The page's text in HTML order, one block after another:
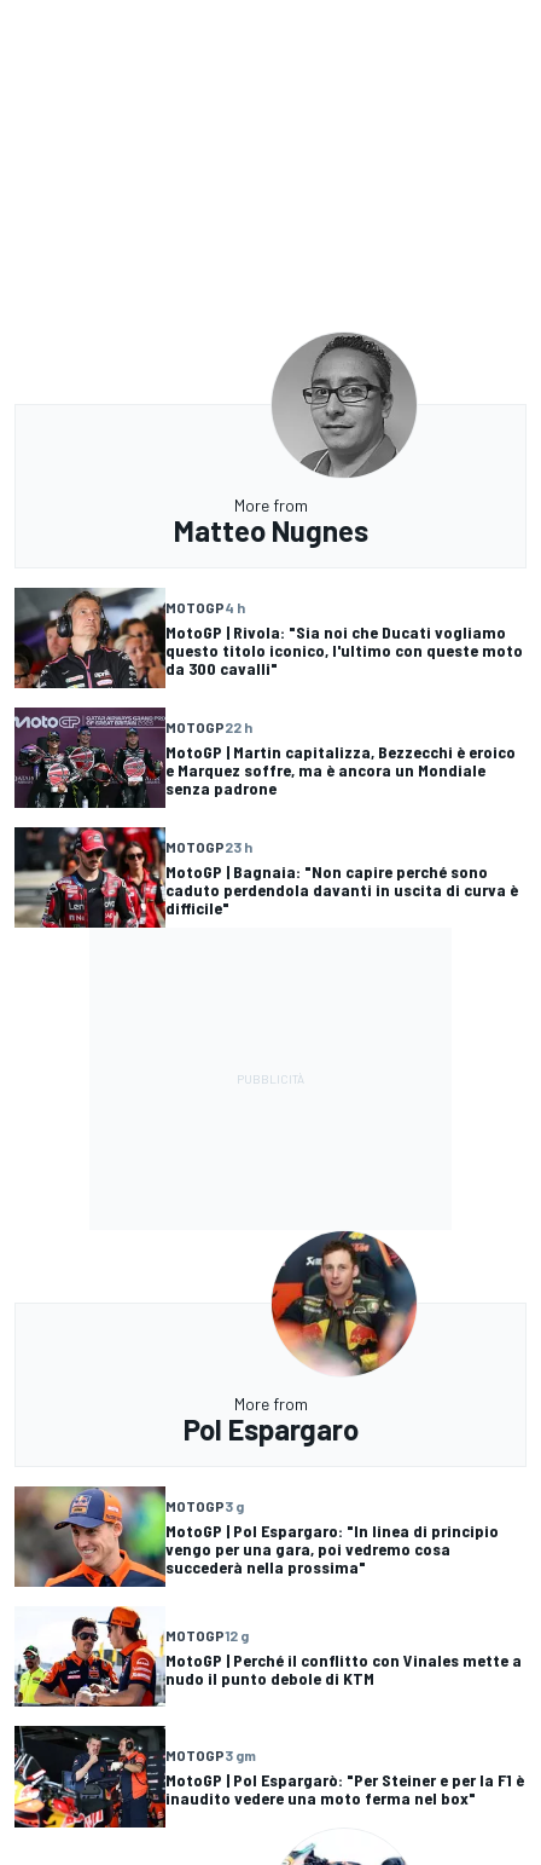
More from
Matteo Nugnes
MOTOGP4 h
MotoGP | Rivola: "Sia noi che Ducati vogliamo
questo titolo iconico, l'ultimo con queste moto
da 300 cavalli"
MOTOGP22 h
MotoGP | Martin capitalizza, Bezzecchi è eroico
e Marquez soffre, ma è ancora un Mondiale
senza padrone
MOTOGP23 h
MotoGP | Bagnaia: "Non capire perché sono
caduto perdendola davanti in uscita di curva è
difficile"
More from
Pol Espargaro
MOTOGP3 g
MotoGP | Pol Espargaro: "In linea di principio
vengo per una gara, poi vedremo cosa
succederà nella prossima"
MOTOGP12 g
MotoGP | Perché il conflitto con Vinales mette a
nudo il punto debole di KTM
MOTOGP3 gm
MotoGP | Pol Espargarò: "Per Steiner e per la F1 è
inaudito vedere una moto ferma nel box"